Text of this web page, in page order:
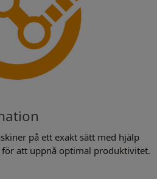
på ett exakt sätt med hjälp
att uppnå optimal produktivitet.